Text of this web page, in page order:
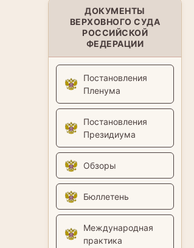
ДОКУМЕНТЫ
ВЕРХОВНОГО СУДА
РОССИЙСКОЙ
ФЕДЕРАЦИИ
Постановления
Пленума
Постановления
Президиума
Обзоры
Бюллетень
Международная
практика